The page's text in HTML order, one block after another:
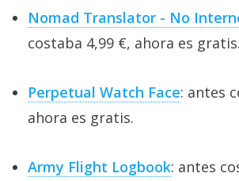
Nomad Translator - No
costaba 4,99 €, ahora es gratis.
Perpetual Watch Face: antes
ahora es gratis.
Army Flight Logbook: antes